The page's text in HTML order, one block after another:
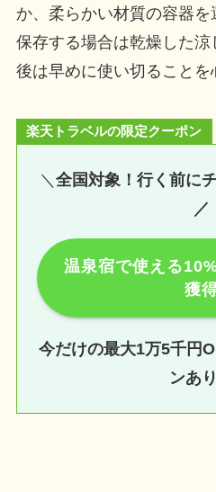
か、柔らかい材質の容器
保存する場合は乾燥した
後は早めに使い切ることを
楽天トラベルの限定クーポン
＼ 全国対象！行く前に
／
温泉宿で使える
獲
今だけの最大1万5千円
ンあ